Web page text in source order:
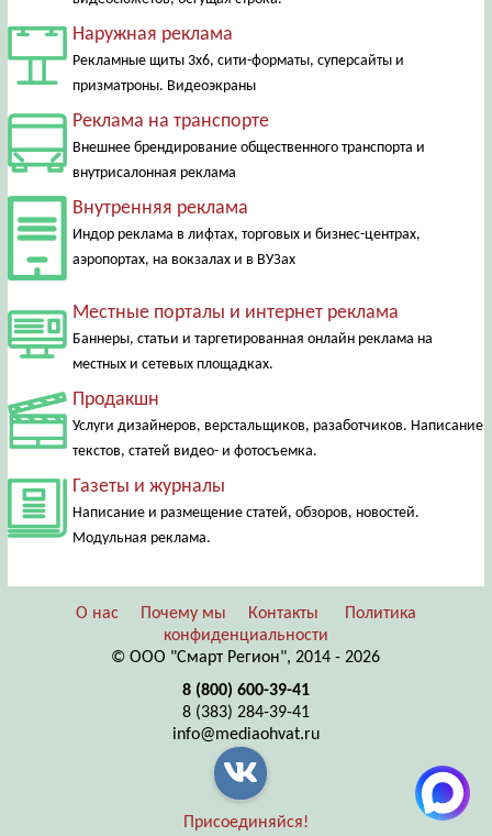
Наружная реклама
Рекламные щиты 3х6, сити-форматы, суперсайты и
призматроны. Видеоэкраны
Реклама на транспорте
Внешнее брендирование общественного транспорта и
внутрисалонная реклама
Внутренняя реклама
Индор реклама в лифтах, торговых и бизнес-центрах,
аэропортах, на вокзалах и в ВУЗах
Местные порталы и интернет реклама
Баннеры, статьи и таргетированная онлайн реклама на
местных и сетевых площадках.
Продакшн
Услуги дизайнеров, верстальщиков, разаботчиков. Написание
текстов, статей видео- и фотосъемка.
Газеты и журналы
Написание и размещение статей, обзоров, новостей.
Модульная реклама.
О нас Почему мы Контакты
Политика
конфиденциальности
© ООО "Смарт Регион", 2014 - 2026
8 (800) 600-39-41
8 (383) 284-39-41
info@mediaohvat.ru
Присоединяйся!